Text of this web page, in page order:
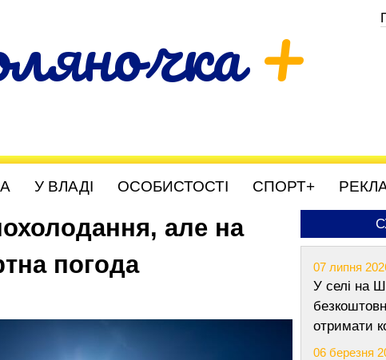
+
У ВЛАДІ ОСОБИСТОСТІ СПОРТ+
але на
погода
07 липня
У селі на
отримати
06 березня